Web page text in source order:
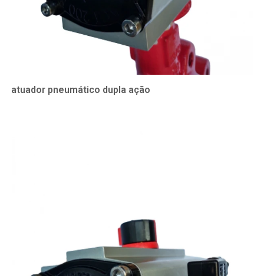
atuador pneumático dupla ação